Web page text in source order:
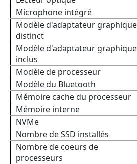
Microphone intégré
Modèle d'adaptateur graphique
distinct
Modèle d'adaptateur graphique
inclus
Modèle de processeur
Modèle du Bluetooth
Mémoire cache du processeur
Mémoire interne
NVMe
Nombre de SSD installés
Nombre de coeurs de
processeurs